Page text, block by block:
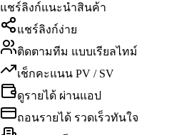
แชร์ลิงก์แนะนำสินค้า
แชร์ลิงก์ง่าย
ติดตามทีม แบบเรียลไทม์
เช็กคะแนน PV / SV
ดูรายได้ ผ่านแอป
ถอนรายได้ รวดเร็วทันใจ